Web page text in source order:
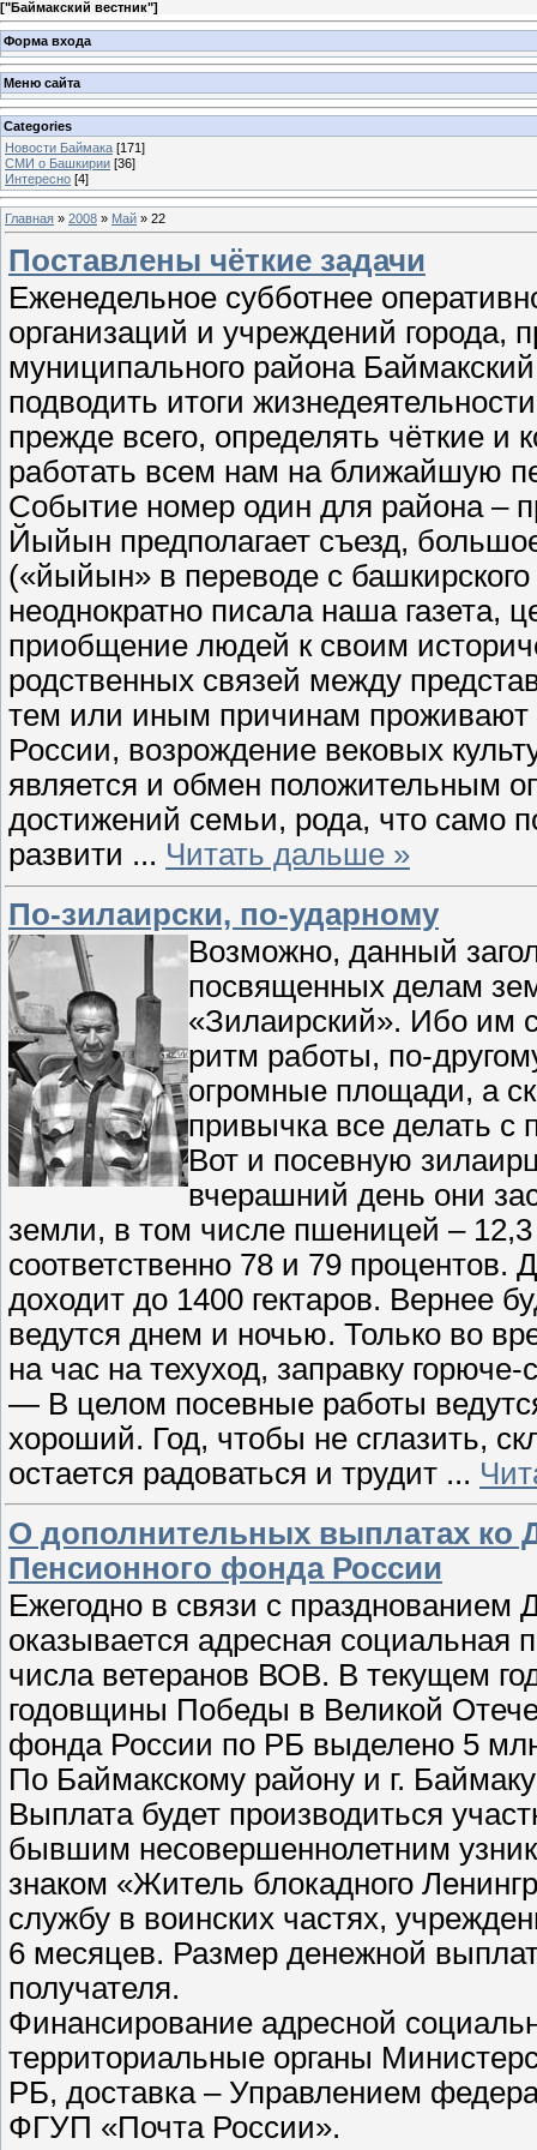
["Баймакский вестник"]
Форма входа
Меню сайта
Categories
Новости Баймака [171]
СМИ о Башкирии [36]
Интересно [4]
Главная » 2008 » Май » 22
Поставлены чёткие задачи
Еженедельное субботнее
организаций и учреждений города,
муниципального района
подводить итоги
прежде всего, определять чёткие и
работать всем нам на ближайшую
Событие номер один для района –
Йыйын предполагает съезд,
(«йыйын» в переводе с
неоднократно писала наша газета,
приобщение людей к своим
родственных связей между
тем или иным причинам проживают
России, возрождение вековых
является и обмен положительным
достижений семьи, рода, что само
развити ... Читать дальше »
По-зилаирски, по-ударному
Возможно, данный
посвященных делам
«Зилаирский». Ибо им
ритм работы, по-
огромные площади, а
привычка все делать с
Вот и посевную
вчерашний день они
земли, в том числе пшеницей –
соответственно 78 и 79 процентов.
доходит до 1400 гектаров. Вернее
ведутся днем и ночью. Только во
на час на техуход, заправку
— В целом посевные работы
хороший. Год, чтобы не сглазить,
остается радоваться и трудит ...
О дополнительных выплатах ко
Пенсионного фонда России
Ежегодно в связи с
оказывается адресная
числа ветеранов ВОВ. В текущем
годовщины Победы в Великой
фонда России по РБ выделено 5
По Баймакскому району и г.
Выплата будет производиться
бывшим несовершеннолетним
знаком «Житель блокадного
службу в воинских частях,
6 месяцев. Размер денежной
получателя.
Финансирование адресной
территориальные органы
РБ, доставка – Управлением
ФГУП «Почта России».